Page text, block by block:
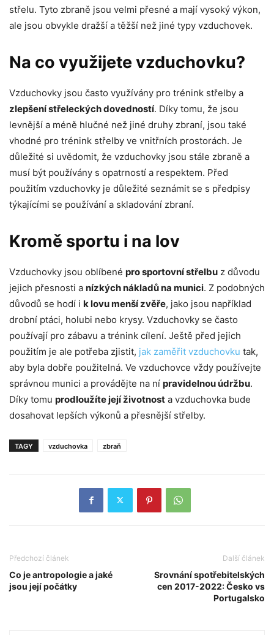
střelu. Tyto zbraně jsou velmi přesné a mají vysoký výkon,
ale jsou obvykle dražší a těžší než jiné typy vzduchovek.
Na co využijete vzduchovku?
Vzduchovky jsou často využívány pro trénink střelby a
zlepšení střeleckých dovedností. Díky tomu, že jsou
levnější a méně hlučné než jiné druhy zbraní, jsou také
vhodné pro trénink střelby ve vnitřních prostorách. Je
důležité si uvědomit, že vzduchovky jsou stále zbraně a
musí být používány s opatrností a respektem. Před
použitím vzduchovky je důležité seznámit se s předpisy
týkajícími se používání a skladování zbraní.
Kromě sportu i na lov
Vzduchovky jsou oblíbené pro sportovní střelbu z důvodu
jejich přesnosti a nízkých nákladů na munici. Z podobných
důvodů se hodí i k lovu menší zvěře, jako jsou například
drobní ptáci, holubi nebo krysy. Vzduchovky se často
používají pro zábavu a trénink cílení. Ještě před jejich
použitím je ale potřeba zjistit, jak zaměřit vzduchovku tak,
aby byla dobře použitelná. Ve vzduchovce vždy používejte
správnou munici a provádějte na ní pravidelnou údržbu.
Díky tomu prodloužíte její životnost a vzduchovka bude
dosahovat lepších výkonů a přesnější střelby.
TAGY vzduchovka zbraň
Předchozí článek
Co je antropologie a jaké
jsou její počátky
Další článek
Srovnání spotřebitelských
cen 2017-2022: Česko vs
Portugalsko